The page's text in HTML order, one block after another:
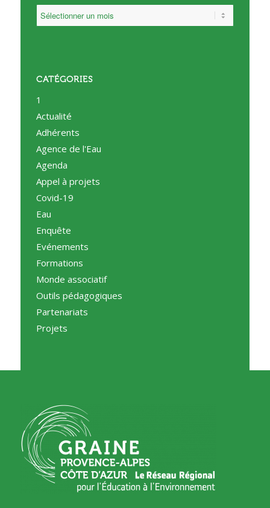
CATÉGORIES
1
Actualité
Adhérents
Agence de l'Eau
Agenda
Appel à projets
Covid-19
Eau
Enquête
Evénements
Formations
Monde associatif
Outils pédagogiques
Partenariats
Projets